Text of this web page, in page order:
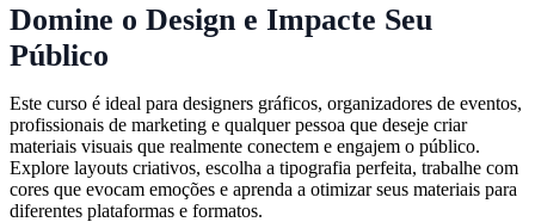
Domine o Design e Impacte Seu
Público
Este curso é ideal para designers gráficos, organizadores de eventos,
profissionais de marketing e qualquer pessoa que deseje criar
materiais visuais que realmente conectem e engajem o público.
Explore layouts criativos, escolha a tipografia perfeita, trabalhe com
cores que evocam emoções e aprenda a otimizar seus materiais para
diferentes plataformas e formatos.